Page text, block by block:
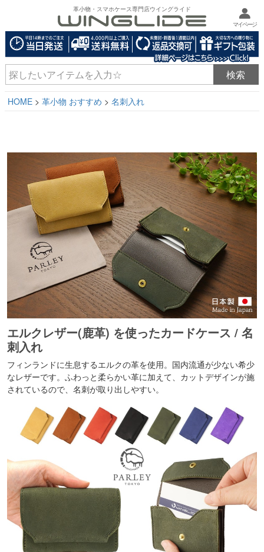
革小物・スマホケース専門店ウイングライド
マイページ
HOME 革小物 おすすめ 名刺入れ
エルクレザー(鹿革) を使ったカードケース / 名
刺入れ
フィンランドに生息するエルクの革を使用。国内流通が少ない希少
なレザーです。ふわっと柔らかい革に加えて、カットデザインが施
されているので、名刺が取り出しやすい。